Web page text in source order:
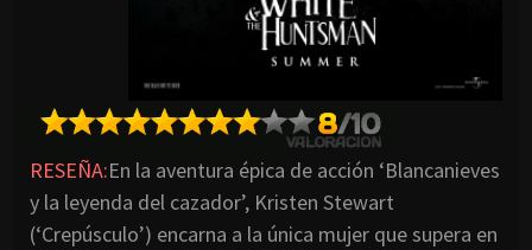
RESEÑA:En la aventura épica de acción ‘Blancanieves
y la leyenda del cazador’, Kristen Stewart
(‘Crepúsculo’) encarna a la única mujer que supera en